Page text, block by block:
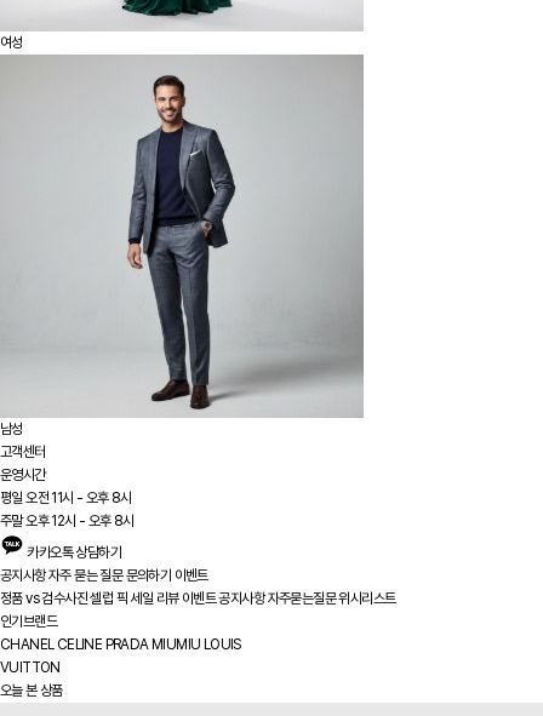
여성
남성
고객센터
운영시간
평일 오전 11시 - 오후 8시
주말 오후 12시 - 오후 8시
카카오톡 상담하기
공지사항자주 묻는 질문문의하기 이벤트
정품 vs검수사진셀럽 픽 세일 리뷰 이벤트공지사항 자주묻는질문위시리스트
인기브랜드
CHANEL CELINE PRADA MIUMIU LOUIS
VUITTON
오늘 본 상품